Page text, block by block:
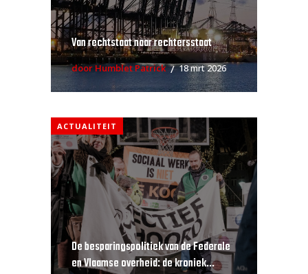
Van rechtstaat naar rechtersstaat
door Humblet Patrick 18 mrt 2026
ACTUALITEIT
De besparingspolitiek van de Federale
en Vlaamse overheid: de kroniek...